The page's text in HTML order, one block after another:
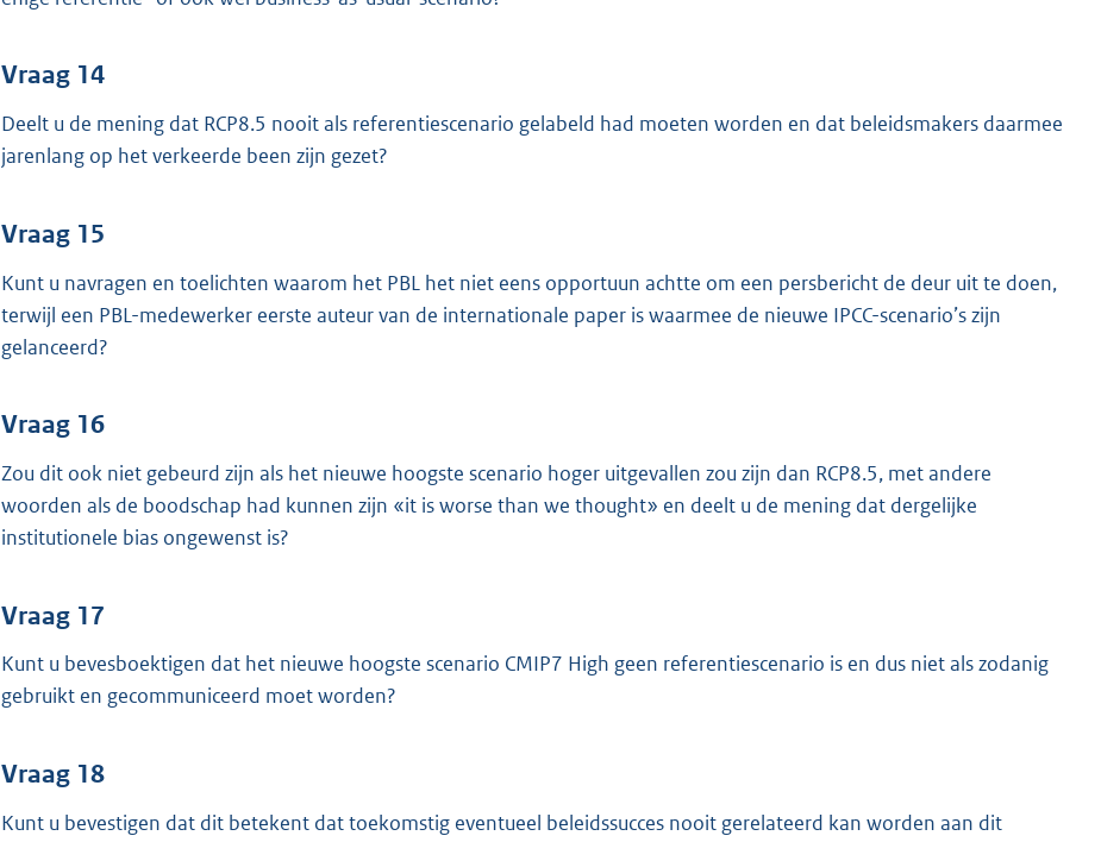
Vraag 14
Deelt u de mening dat RCP8.5 nooit als referentiescenario gelabeld had moeten worden en dat beleidsmakers daarmee
jarenlang op het verkeerde been zijn gezet?
Vraag 15
Kunt u navragen en toelichten waarom het PBL het niet eens opportuun achtte om een persbericht de deur uit te doen,
terwijl een PBL-medewerker eerste auteur van de internationale paper is waarmee de nieuwe IPCC-scenario’s zijn
gelanceerd?
Vraag 16
Zou dit ook niet gebeurd zijn als het nieuwe hoogste scenario hoger uitgevallen zou zijn dan RCP8.5, met andere
woorden als de boodschap had kunnen zijn «it is worse than we thought» en deelt u de mening dat dergelijke
institutionele bias ongewenst is?
Vraag 17
Kunt u bevesboektigen dat het nieuwe hoogste scenario CMIP7 High geen referentiescenario is en dus niet als zodanig
gebruikt en gecommuniceerd moet worden?
Vraag 18
Kunt u bevestigen dat dit betekent dat toekomstig eventueel beleidssucces nooit gerelateerd kan worden aan dit